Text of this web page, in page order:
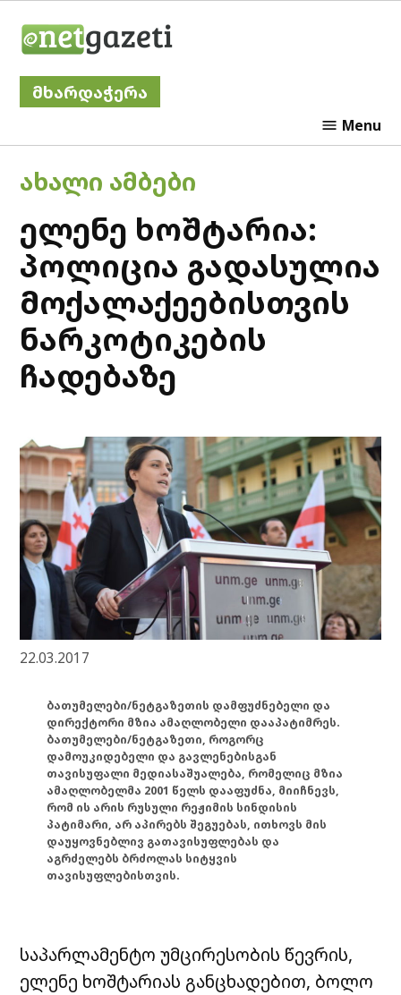
მხარდაჭერა
Menu
POSTED
ᲐᲮᲐᲚᲘ ᲐᲛᲑᲔᲑᲘ
ელენე ხოშტარია:
პოლიცია გადასულია
მოქალაქეებისთვის
ნარკოტიკების
ჩადებაზე
22.03.2017
ბათუმელები/ნეტგაზეთის დამფუძნებელი და
დირექტორი მზია ამაღლობელი დააპატიმრეს.
ბათუმელები/ნეტგაზეთი, როგორც
დამოუკიდებელი და გავლენებისგან
თავისუფალი მედიასაშუალება, რომელიც მზია
ამაღლობელმა 2001 წელს დააფუძნა, მიიჩნევს,
რომ ის არის რუსული რეჟიმის სინდისის
პატიმარი, არ აპირებს შეგუებას, ითხოვს მის
დაუყოვნებლივ გათავისუფლებას და
აგრძელებს ბრძოლას სიტყვის
თავისუფლებისთვის.
საპარლამენტო უმცირესობის წევრის,
ელენე ხოშტარიას განცხადებით, ბოლო